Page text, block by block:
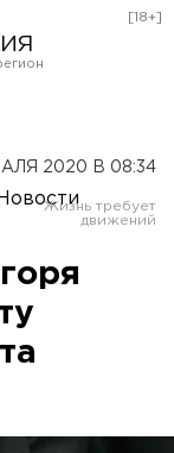
[18+]
2020 В 08:34